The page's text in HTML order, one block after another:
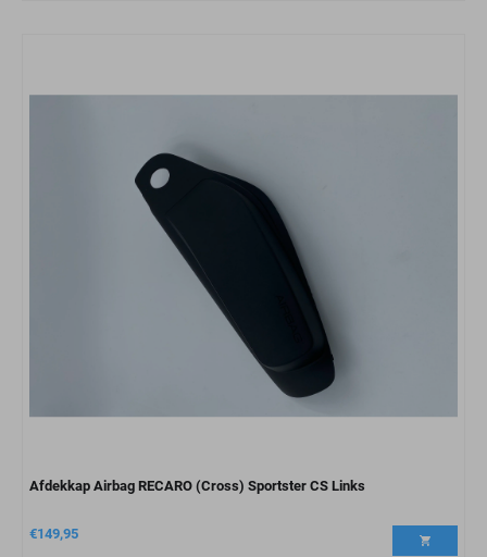
Afdekkap Airbag RECARO (Cross) Sportster CS Links
€149,95